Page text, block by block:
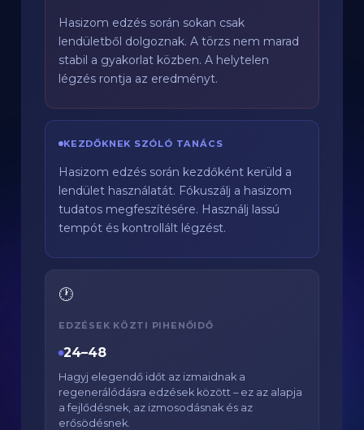
Hasizom edzés során sokan csak
lendületből dolgoznak. A törzs nem marad
stabil a gyakorlat közben. A helytelen
légzés rontja az eredményt.
KEZDŐKNEK SZÓLÓ TANÁCS
Hasizom edzés során kezdőként kerüld a
lendület használatát. Fókuszálj a hasizom
tudatos megfeszítésére. Használj lassú
tempót és kontrollált légzést.
🕐
EDZÉSEK KÖZTI PIHENŐIDŐ
24–48
Hagyj elegendő időt az izmaidnak a
regenerálódásra edzések között – ez az alapja
a fejlődésnek, az izmosodásnak és az
erősödésnek.